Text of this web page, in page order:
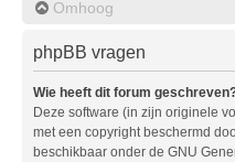
Omhoog
phpBB vragen
Wie heeft dit forum
Deze software (in zijn originele
met een copyright beschermd
beschikbaar onder de GNU